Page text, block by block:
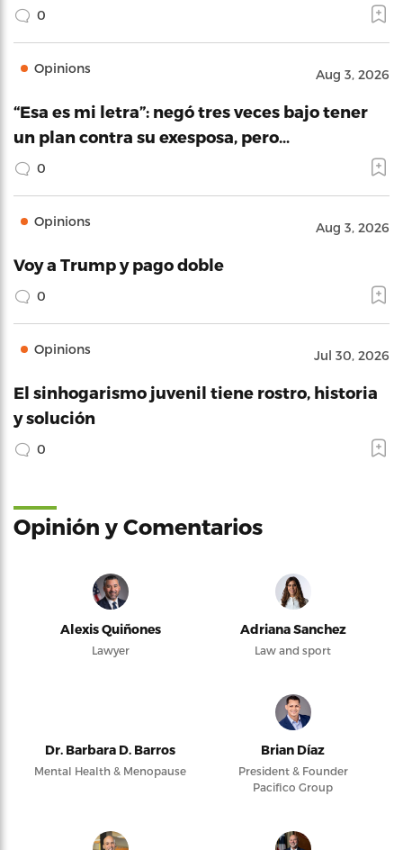
0
Opinions Aug 3, 2026
“Esa es mi letra”: negó tres veces bajo tener
un plan contra su exesposa, pero…
0
Opinions Aug 3, 2026
Voy a Trump y pago doble
0
Opinions Jul 30, 2026
El sinhogarismo juvenil tiene rostro, historia
y solución
0
Opinión y Comentarios
Alexis Quiñones
Lawyer
Adriana Sanchez
Law and sport
Dr. Barbara D. Barros
Mental Health & Menopause
Brian Díaz
President & Founder
Pacifico Group